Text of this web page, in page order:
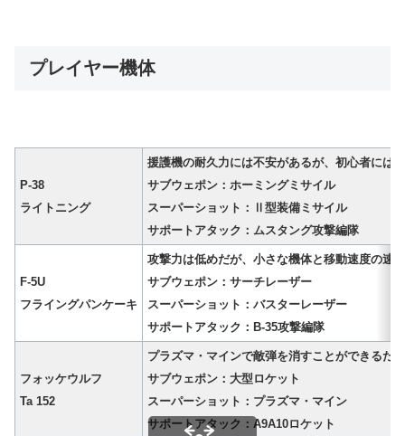
プレイヤー機体
P-38
ライトニング
援護機の耐久力には不安があるが、初心者には
サブウェポン：ホーミングミサイル
スーパーショット：Ⅱ型装備ミサイル
サポートアタック：ムスタング攻撃編隊
F-5U
フライングパンケーキ
攻撃力は低めだが、小さな機体と移動速度の速
サブウェポン：サーチレーザー
スーパーショット：バスターレーザー
サポートアタック：B-35攻撃編隊
フォッケウルフ
Ta 152
プラズマ・マインで敵弾を消すことができるた
サブウェポン：大型ロケット
スーパーショット：プラズマ・マイン
サポートアタック：A9A10ロケット